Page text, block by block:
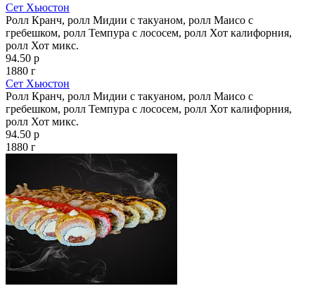
Сет Хьюстон
Ролл Кранч, ролл Мидии с такуаном, ролл Маисо с
гребешком, ролл Темпура с лососем, ролл Хот калифорния,
ролл Хот микс.
94.50 р
1880 г
Сет Хьюстон
Ролл Кранч, ролл Мидии с такуаном, ролл Маисо с
гребешком, ролл Темпура с лососем, ролл Хот калифорния,
ролл Хот микс.
94.50 р
1880 г